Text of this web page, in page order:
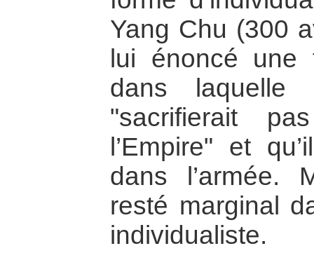
Yang Chu (300
lui énoncé une
dans
"sacrifierait
l’Empire" et
dans l’armée.
resté marginal
individualiste.